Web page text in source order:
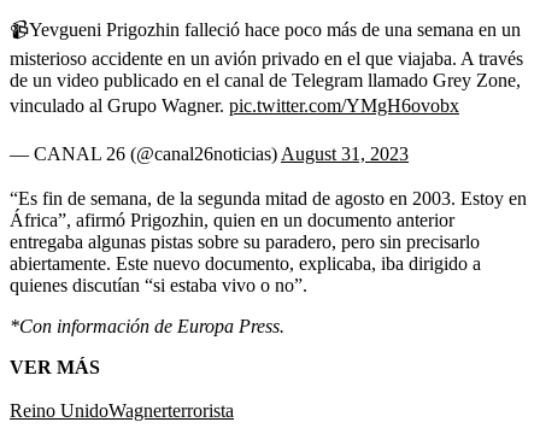
📹Yevgueni Prigozhin falleció hace poco más de una semana en un
misterioso accidente en un avión privado en el que viajaba. A través
de un video publicado en el canal de Telegram llamado Grey Zone,
vinculado al Grupo Wagner. pic.twitter.com/YMgH6ovobx
— CANAL 26 (@canal26noticias) August 31, 2023
“Es fin de semana, de la segunda mitad de agosto en 2003. Estoy en
África”, afirmó Prigozhin, quien en un documento anterior
entregaba algunas pistas sobre su paradero, pero sin precisarlo
abiertamente. Este nuevo documento, explicaba, iba dirigido a
quienes discutían “si estaba vivo o no”.
*Con información de Europa Press.
VER MÁS
Reino UnidoWagnerterrorista